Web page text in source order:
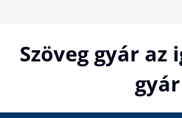
contentSzöveg gyár az
gyár